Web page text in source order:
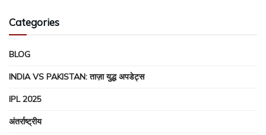
Categories
BLOG
INDIA VS PAKISTAN: ताज़ा युद्ध अपडेट्स
IPL 2025
अंतर्राष्ट्रीय